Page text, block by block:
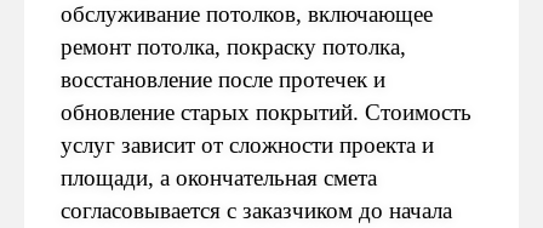
обслуживание потолков, включающее
ремонт потолка, покраску потолка,
восстановление после протечек и
обновление старых покрытий. Стоимость
услуг зависит от сложности проекта и
площади, а окончательная смета
согласовывается с заказчиком до начала
03
Готовим понятную
задачи